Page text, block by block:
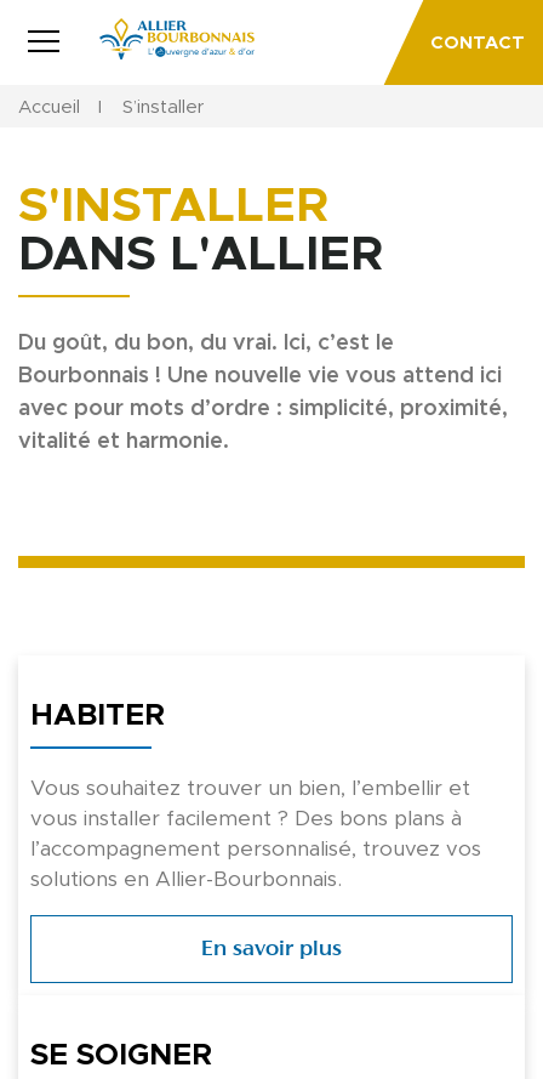
CONTACT
Accueil S’installer
S'INSTALLER
DANS L'ALLIER
Du goût, du bon, du vrai. Ici, c’est le
Bourbonnais ! Une nouvelle vie vous attend ici
avec pour mots d’ordre : simplicité, proximité,
vitalité et harmonie.
HABITER
Vous souhaitez trouver un bien, l’embellir et
vous installer facilement ? Des bons plans à
l’accompagnement personnalisé, trouvez vos
solutions en Allier-Bourbonnais.
En savoir plus
SE SOIGNER